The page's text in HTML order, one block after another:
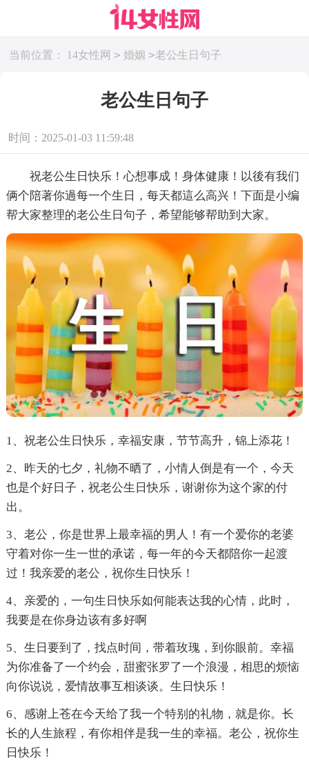
当前位置： 14女性网 > 婚姻 >老公生日句子
老公生日句子
时间：2025-01-03 11:59:48
祝老公生日快乐！心想事成！身体健康！以後有我们
俩个陪著你過每一个生日，每天都這么高兴！下面是小编
帮大家整理的老公生日句子，希望能够帮助到大家。
1、祝老公生日快乐，幸福安康，节节高升，锦上添花！
2、昨天的七夕，礼物不晒了，小情人倒是有一个，今天
也是个好日子，祝老公生日快乐，谢谢你为这个家的付
出。
3、老公，你是世界上最幸福的男人！有一个爱你的老婆
守着对你一生一世的承诺，每一年的今天都陪你一起渡
过！我亲爱的老公，祝你生日快乐！
4、亲爱的，一句生日快乐如何能表达我的心情，此时，
我要是在你身边该有多好啊
5、生日要到了，找点时间，带着玫瑰，到你眼前。幸福
为你准备了一个约会，甜蜜张罗了一个浪漫，相思的烦恼
向你说说，爱情故事互相谈谈。生日快乐！
6、感谢上苍在今天给了我一个特别的礼物，就是你。长
长的人生旅程，有你相伴是我一生的幸福。老公，祝你生
日快乐！